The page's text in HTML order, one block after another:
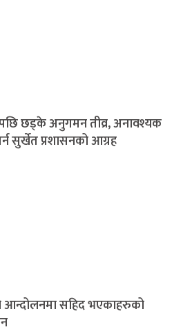
छड्के अनुगमन तीव्र, अनावश्यक
सुर्खेत प्रशासनको आग्रह
आन्दोलनमा सहिद भएकाहरुको